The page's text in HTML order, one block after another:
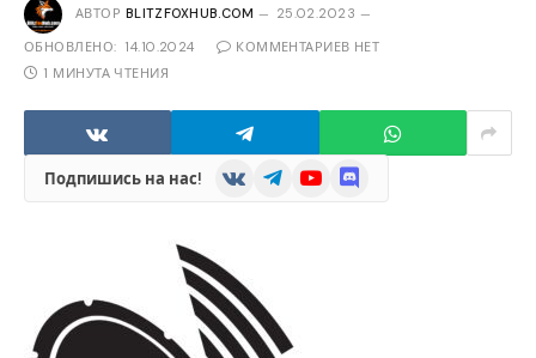
АВТОР BLITZFOXHUB.COM 25.02.2023
ОБНОВЛЕНО: 14.10.2024
КОММЕНТАРИЕВ НЕТ
1 МИНУТА ЧТЕНИЯ
Подпишись на нас! VKontakteTelegramYouTubeDiscord